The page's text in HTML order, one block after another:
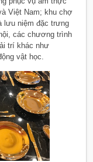
Việt Nam; khu chợ
lưu niệm đặc trưng
các chương trình
trí khác như
vật học.